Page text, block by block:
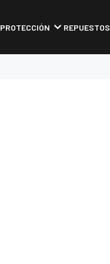
PROTECCIÓN REPUESTOS